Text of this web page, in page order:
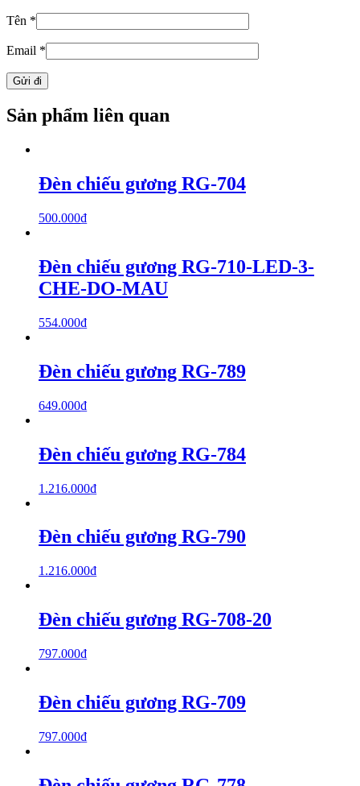
Tên *
Email *
Sản phẩm liên quan
Đèn chiếu gương RG-704
500.000₫
Đèn chiếu gương RG-710-LED-3-
CHE-DO-MAU
554.000₫
Đèn chiếu gương RG-789
649.000₫
Đèn chiếu gương RG-784
1.216.000₫
Đèn chiếu gương RG-790
1.216.000₫
Đèn chiếu gương RG-708-20
797.000₫
Đèn chiếu gương RG-709
797.000₫